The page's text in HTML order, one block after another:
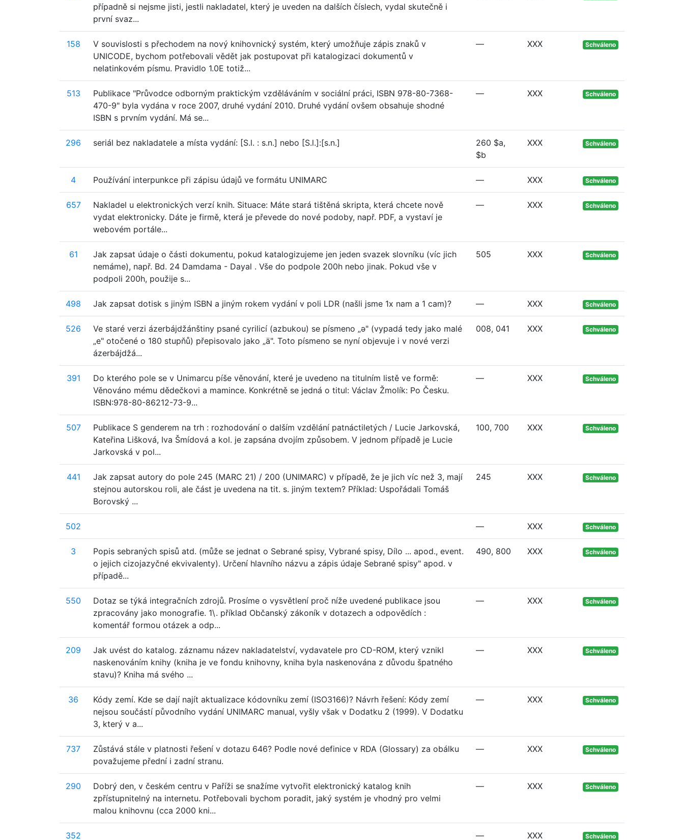
případně si nejsme jisti, jestli nakladatel, který je uveden na dalších číslech, vydal skutečně i
první svaz...
158
V souvislosti s přechodem na nový knihovnický systém, který umožňuje zápis znaků v
UNICODE, bychom potřebovali vědět jak postupovat při katalogizaci dokumentů v
nelatinkovém písmu. Pravidlo 1.0E totiž...
— XXX Schváleno
513
Publikace "Průvodce odborným praktickým vzděláváním v sociální práci, ISBN 978-80-7368-
470-9" byla vydána v roce 2007, druhé vydání 2010. Druhé vydání ovšem obsahuje shodné
ISBN s prvním vydání. Má se...
— XXX Schváleno
296 seriál bez nakladatele a místa vydání: [S.l. : s.n.] nebo [S.l.]:[s.n.]
260 $a,
$b
XXX Schváleno
4 Používání interpunkce při zápisu údajů ve formátu UNIMARC — XXX Schváleno
657
Nakladel u elektronických verzí knih. Situace: Máte stará tištěná skripta, která chcete nově
vydat elektronicky. Dáte je firmě, která je převede do nové podoby, např. PDF, a vystaví je
webovém portále...
— XXX Schváleno
61
Jak zapsat údaje o části dokumentu, pokud katalogizujeme jen jeden svazek slovníku (víc jich
nemáme), např. Bd. 24 Damdama - Dayal . Vše do podpole 200h nebo jinak. Pokud vše v
podpoli 200h, použije s...
505 XXX Schváleno
498 Jak zapsat dotisk s jiným ISBN a jiným rokem vydání v poli LDR (našli jsme 1x nam a 1 cam)? — XXX Schváleno
526
Ve staré verzi ázerbájdžánštiny psané cyrilicí (azbukou) se písmeno „ə" (vypadá tedy jako malé
„e" otočené o 180 stupňů) přepisovalo jako „ä". Toto písmeno se nyní objevuje i v nové verzi
ázerbájdžá...
008, 041 XXX Schváleno
391
Do kterého pole se v Unimarcu píše věnování, které je uvedeno na titulním listě ve formě:
Věnováno mému dědečkovi a mamince. Konkrétně se jedná o titul: Václav Žmolík: Po Česku.
ISBN:978-80-86212-73-9...
— XXX Schváleno
507
Publikace S genderem na trh : rozhodování o dalším vzdělání patnáctiletých / Lucie Jarkovská,
Kateřina Lišková, Iva Šmídová a kol. je zapsána dvojím způsobem. V jednom případě je Lucie
Jarkovská v pol...
100, 700 XXX Schváleno
441
Jak zapsat autory do pole 245 (MARC 21) / 200 (UNIMARC) v případě, že je jich víc než 3, mají
stejnou autorskou roli, ale část je uvedena na tit. s. jiným textem? Příklad: Uspořádali Tomáš
Borovský ...
245 XXX Schváleno
502 — XXX Schváleno
3
Popis sebraných spisů atd. (může se jednat o Sebrané spisy, Vybrané spisy, Dílo ... apod., event.
o jejich cizojazyčné ekvivalenty). Určení hlavního názvu a zápis údaje Sebrané spisy" apod. v
případě...
490, 800 XXX Schváleno
550
Dotaz se týká integračních zdrojů. Prosíme o vysvětlení proč níže uvedené publikace jsou
zpracovány jako monografie. 1\. příklad Občanský zákoník v dotazech a odpovědích :
komentář formou otázek a odp...
— XXX Schváleno
209
Jak uvést do katalog. záznamu název nakladatelství, vydavatele pro CD-ROM, který vznikl
naskenováním knihy (kniha je ve fondu knihovny, kniha byla naskenována z důvodu špatného
stavu)? Kniha má svého ...
— XXX Schváleno
36
Kódy zemí. Kde se dají najít aktualizace kódovníku zemí (ISO3166)? Návrh řešení: Kódy zemí
nejsou součástí původního vydání UNIMARC manual, vyšly však v Dodatku 2 (1999). V Dodatku
3, který v a...
— XXX Schváleno
737
Zůstává stále v platnosti řešení v dotazu 646? Podle nové definice v RDA (Glossary) za obálku
považujeme přední i zadní stranu.
— XXX Schváleno
290
Dobrý den, v českém centru v Paříži se snažíme vytvořit elektronický katalog knih
zpřístupnitelný na internetu. Potřebovali bychom poradit, jaký systém je vhodný pro velmi
malou knihovnu (cca 2000 kni...
— XXX Schváleno
352 — XXX Schváleno